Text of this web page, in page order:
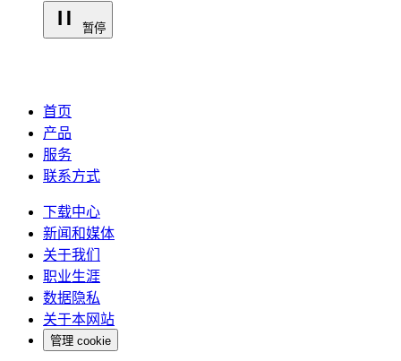
暂停
首页
产品
服务
联系方式
下载中心
新闻和媒体
关于我们
职业生涯
数据隐私
关于本网站
管理 cookie